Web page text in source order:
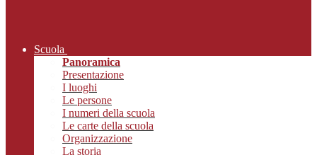
Scuola
Panoramica
Presentazione
I luoghi
Le persone
I numeri della scuola
Le carte della scuola
Organizzazione
La storia